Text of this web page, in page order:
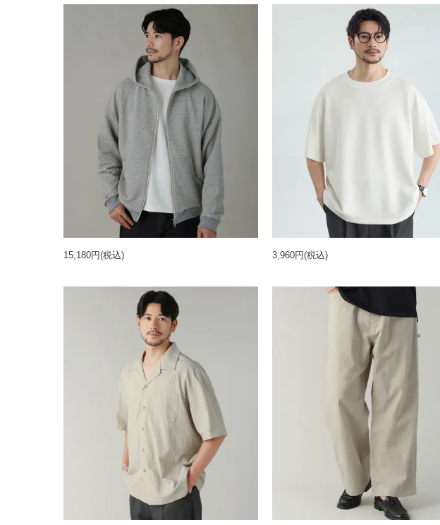
15,180円(税込) 3,960円(税込)